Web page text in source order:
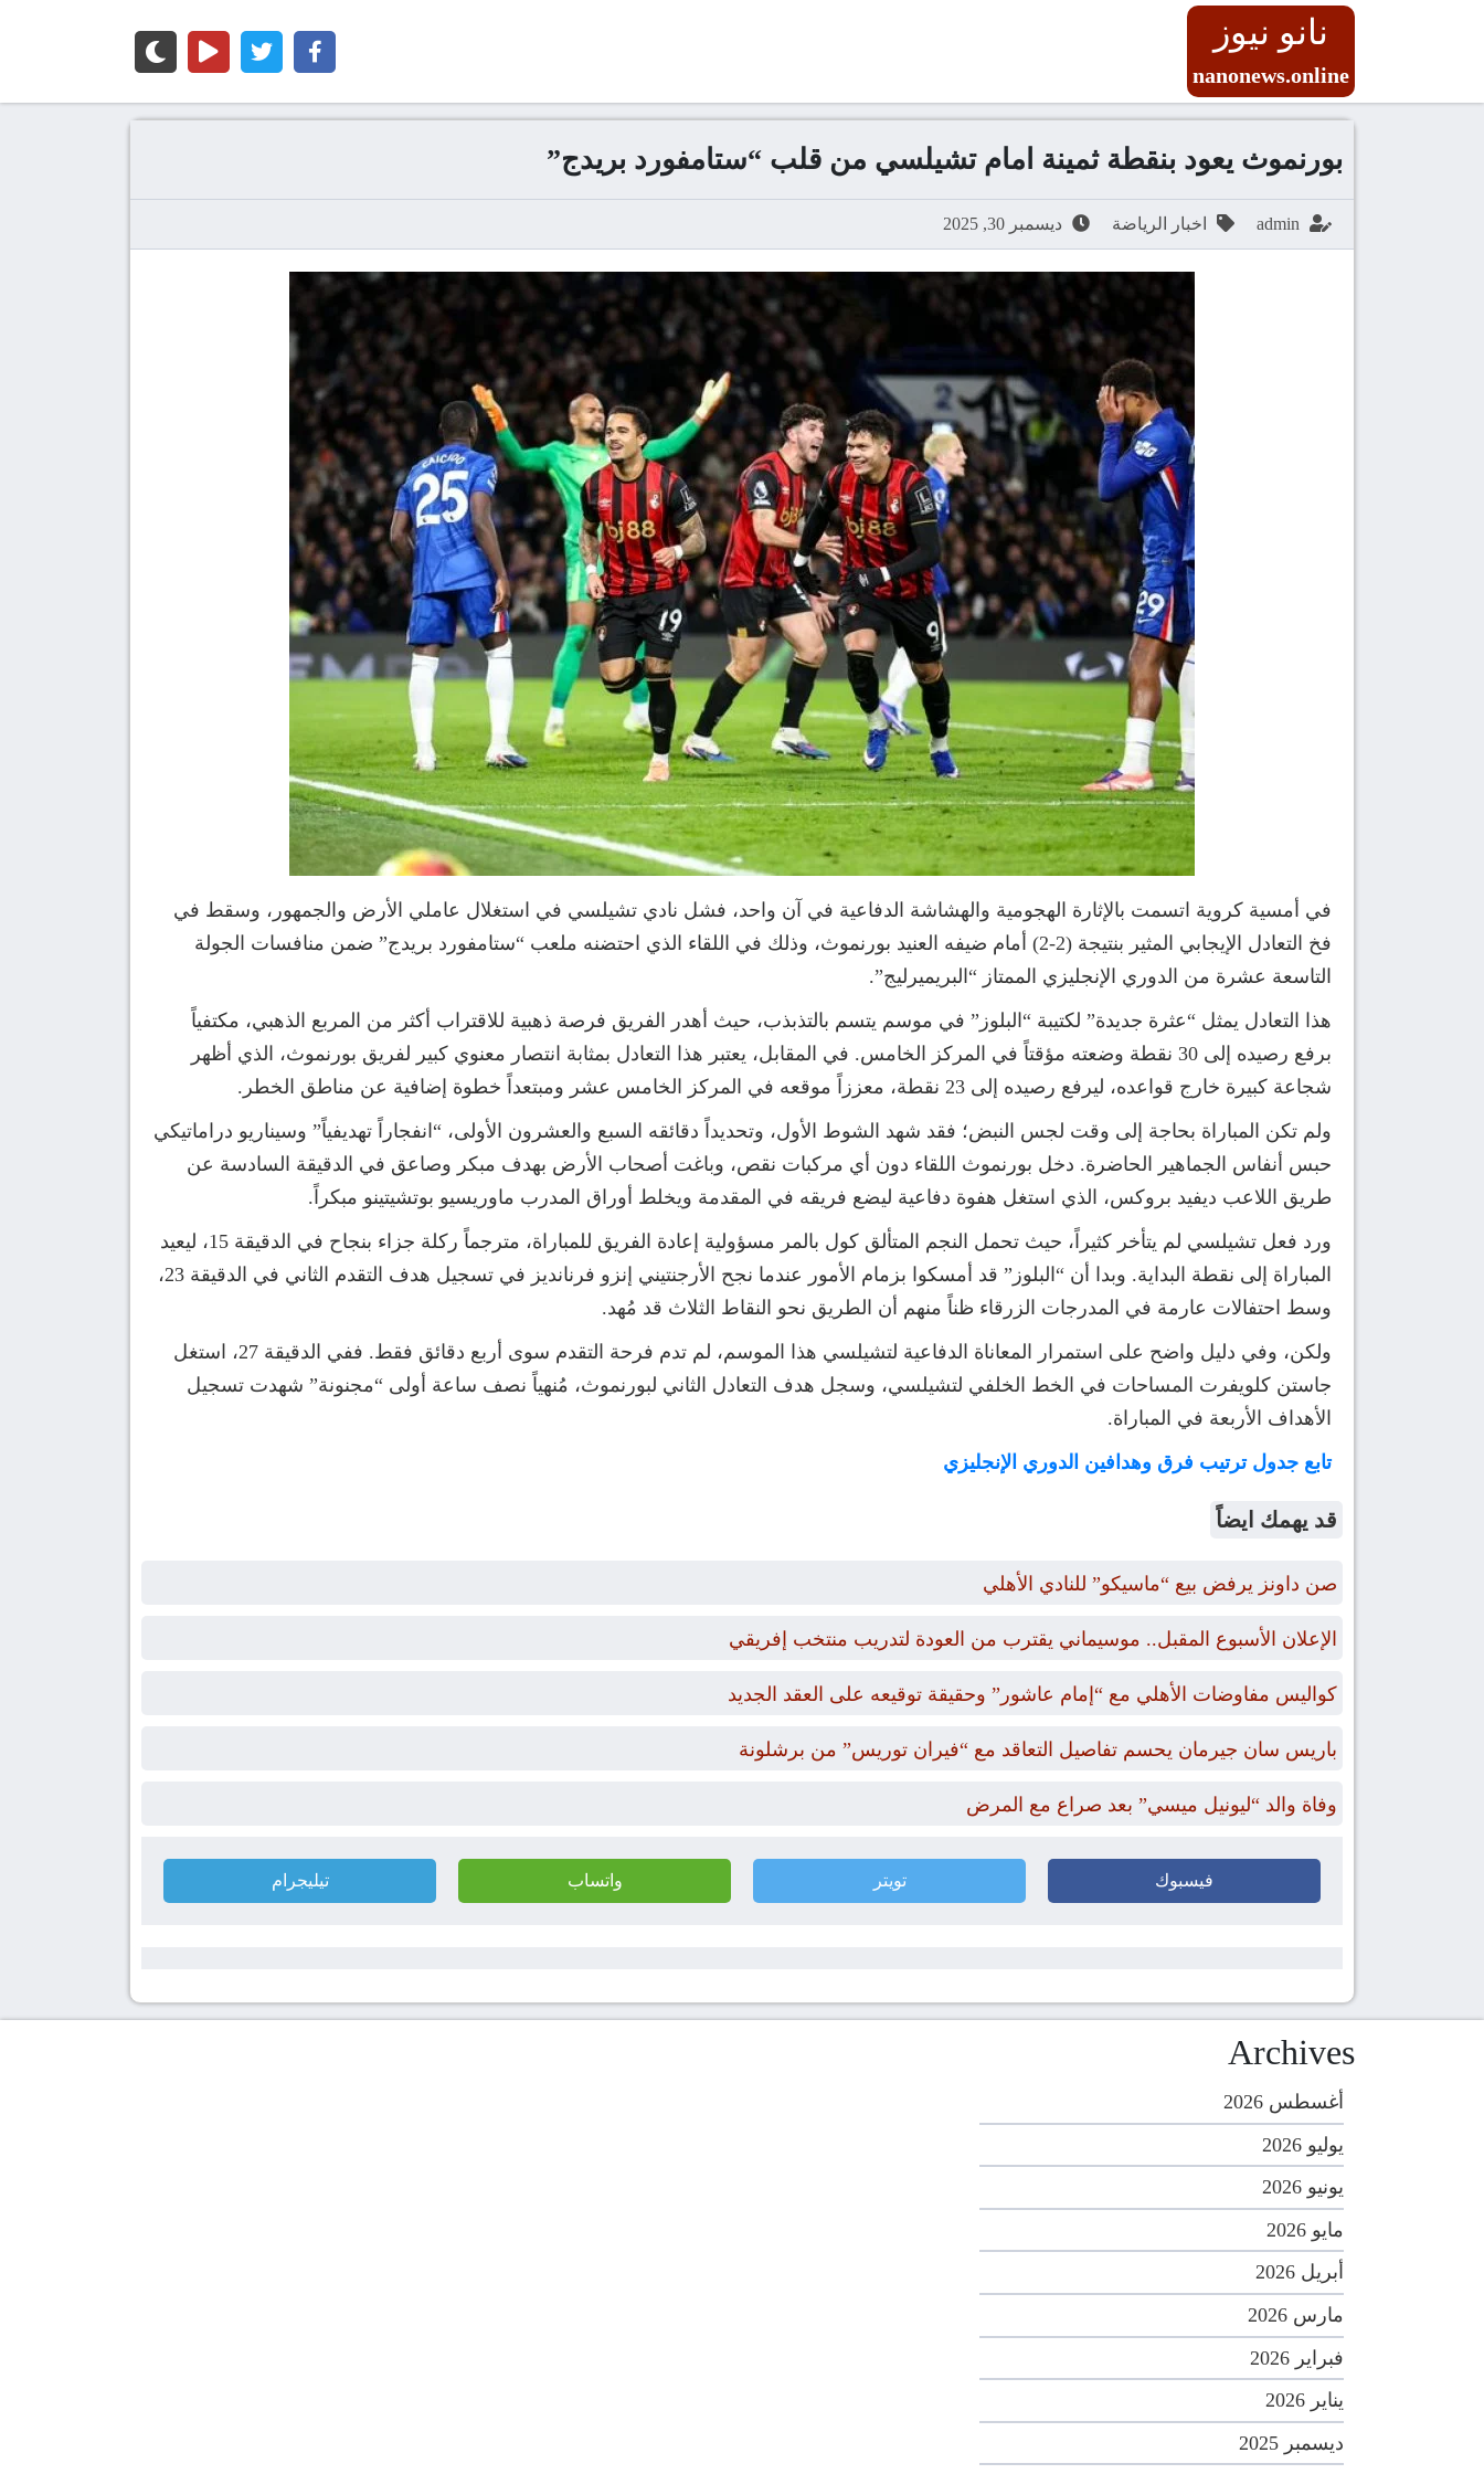
نانو نيوز
nanonews.online
بورنموث يعود بنقطة ثمينة امام تشيلسي من قلب “ستامفورد بريدج”
admin اخبار الرياضة ديسمبر 30, 2025
في أمسية كروية اتسمت بالإثارة الهجومية والهشاشة الدفاعية في آن واحد، فشل نادي تشيلسي في استغلال عاملي الأرض والجمهور، وسقط في
فخ التعادل الإيجابي المثير بنتيجة (2-2) أمام ضيفه العنيد بورنموث، وذلك في اللقاء الذي احتضنه ملعب “ستامفورد بريدج” ضمن منافسات الجولة
التاسعة عشرة من الدوري الإنجليزي الممتاز “البريميرليج”.
هذا التعادل يمثل “عثرة جديدة” لكتيبة “البلوز” في موسم يتسم بالتذبذب، حيث أهدر الفريق فرصة ذهبية للاقتراب أكثر من المربع الذهبي، مكتفياً
برفع رصيده إلى 30 نقطة وضعته مؤقتاً في المركز الخامس. في المقابل، يعتبر هذا التعادل بمثابة انتصار معنوي كبير لفريق بورنموث، الذي أظهر
شجاعة كبيرة خارج قواعده، ليرفع رصيده إلى 23 نقطة، معززاً موقعه في المركز الخامس عشر ومبتعداً خطوة إضافية عن مناطق الخطر.
ولم تكن المباراة بحاجة إلى وقت لجس النبض؛ فقد شهد الشوط الأول، وتحديداً دقائقه السبع والعشرون الأولى، “انفجاراً تهديفياً” وسيناريو دراماتيكي
حبس أنفاس الجماهير الحاضرة. دخل بورنموث اللقاء دون أي مركبات نقص، وباغت أصحاب الأرض بهدف مبكر وصاعق في الدقيقة السادسة عن
طريق اللاعب ديفيد بروكس، الذي استغل هفوة دفاعية ليضع فريقه في المقدمة ويخلط أوراق المدرب ماوريسيو بوتشيتينو مبكراً.
ورد فعل تشيلسي لم يتأخر كثيراً، حيث تحمل النجم المتألق كول بالمر مسؤولية إعادة الفريق للمباراة، مترجماً ركلة جزاء بنجاح في الدقيقة 15، ليعيد
المباراة إلى نقطة البداية. وبدا أن “البلوز” قد أمسكوا بزمام الأمور عندما نجح الأرجنتيني إنزو فرنانديز في تسجيل هدف التقدم الثاني في الدقيقة 23،
وسط احتفالات عارمة في المدرجات الزرقاء ظناً منهم أن الطريق نحو النقاط الثلاث قد مُهد.
ولكن، وفي دليل واضح على استمرار المعاناة الدفاعية لتشيلسي هذا الموسم، لم تدم فرحة التقدم سوى أربع دقائق فقط. ففي الدقيقة 27، استغل
جاستن كلويفرت المساحات في الخط الخلفي لتشيلسي، وسجل هدف التعادل الثاني لبورنموث، مُنهياً نصف ساعة أولى “مجنونة” شهدت تسجيل
الأهداف الأربعة في المباراة.
تابع جدول ترتيب فرق وهدافين الدوري الإنجليزي
قد يهمك ايضاً
صن داونز يرفض بيع “ماسيكو” للنادي الأهلي
الإعلان الأسبوع المقبل.. موسيماني يقترب من العودة لتدريب منتخب إفريقي
كواليس مفاوضات الأهلي مع “إمام عاشور” وحقيقة توقيعه على العقد الجديد
باريس سان جيرمان يحسم تفاصيل التعاقد مع “فيران توريس” من برشلونة
وفاة والد “ليونيل ميسي” بعد صراع مع المرض
فيسبوك تويتر واتساب تيليجرام
Archives
أغسطس 2026
يوليو 2026
يونيو 2026
مايو 2026
أبريل 2026
مارس 2026
فبراير 2026
يناير 2026
ديسمبر 2025